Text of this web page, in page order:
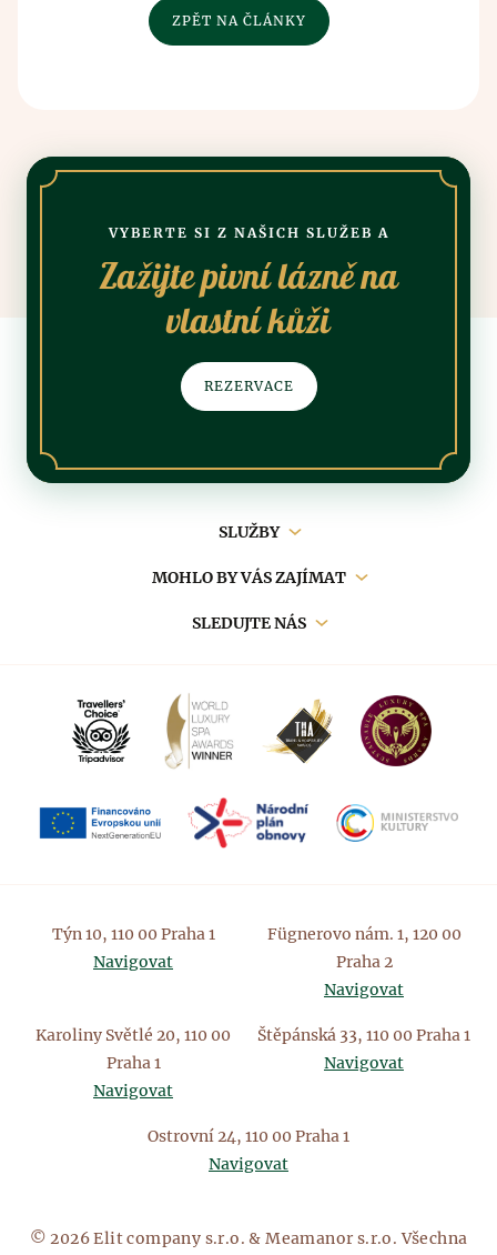
ZPĚT NA ČLÁNKY
VYBERTE SI Z NAŠICH SLUŽEB A
Zažijte pivní lázně na
vlastní kůži
REZERVACE
SLUŽBY
MOHLO BY VÁS ZAJÍMAT
SLEDUJTE NÁS
Týn 10, 110 00 Praha 1
Navigovat
Fügnerovo nám. 1, 120 00
Praha 2
Navigovat
Karoliny Světlé 20, 110 00
Praha 1
Navigovat
Štěpánská 33, 110 00 Praha 1
Navigovat
Ostrovní 24, 110 00 Praha 1
Navigovat
© 2026 Elit company s.r.o. & Meamanor s.r.o. Všechna